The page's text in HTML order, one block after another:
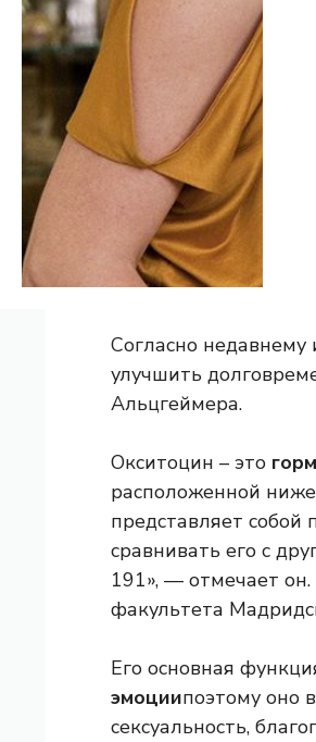
Согласно недавнему
улучшить
Альцгеймера.
Окситоцин – это
расположенной
представляет собой
сравнивать его с
191», — отмечает он.
факультета
Его основная
эмоциипоэтому оно
сексуальность,